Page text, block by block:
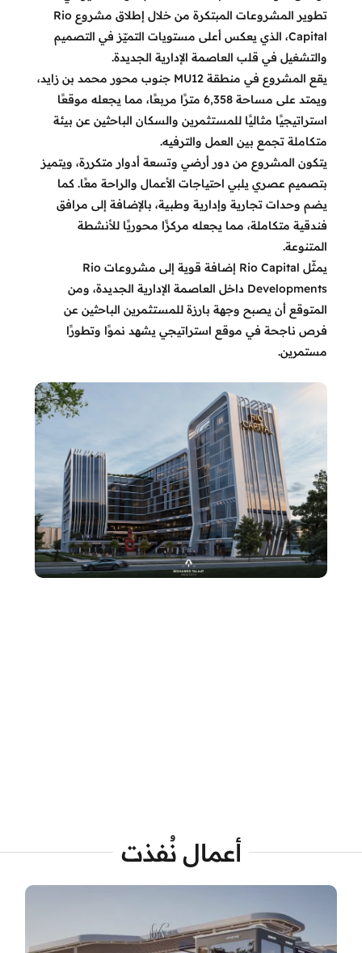
تطوير المشروعات المبتكرة من خلال إطلاق مشروع Rio
Capital، الذي يعكس أعلى مستويات التميّز في التصميم
والتشغيل في قلب العاصمة الإدارية الجديدة.
يقع المشروع في منطقة MU12 جنوب محور محمد بن زايد،
ويمتد على مساحة 6,358 مترًا مربعًا، مما يجعله موقعًا
استراتيجيًا مثاليًا للمستثمرين والسكان الباحثين عن بيئة
متكاملة تجمع بين العمل والترفيه.
يتكون المشروع من دور أرضي وتسعة أدوار متكررة، ويتميز
بتصميم عصري يلبي احتياجات الأعمال والراحة معًا. كما
يضم وحدات تجارية وإدارية وطبية، بالإضافة إلى مرافق
فندقية متكاملة، مما يجعله مركزًا محوريًا للأنشطة
المتنوعة.
يمثّل Rio Capital إضافة قوية إلى مشروعات Rio
Developments داخل العاصمة الإدارية الجديدة، ومن
المتوقع أن يصبح وجهة بارزة للمستثمرين الباحثين عن
فرص ناجحة في موقع استراتيجي يشهد نموًا وتطورًا
مستمرين.
أعمال نُفذت